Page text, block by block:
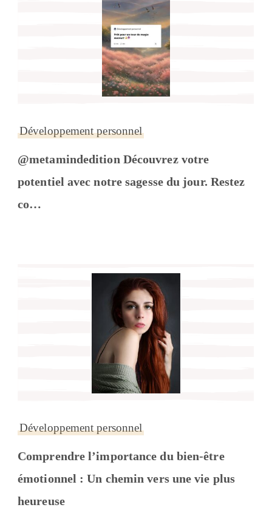
Développement personnel
@metamindedition Découvrez votre
potentiel avec notre sagesse du jour. Restez
co…
Développement personnel
Comprendre l’importance du bien-être
émotionnel : Un chemin vers une vie plus
heureuse